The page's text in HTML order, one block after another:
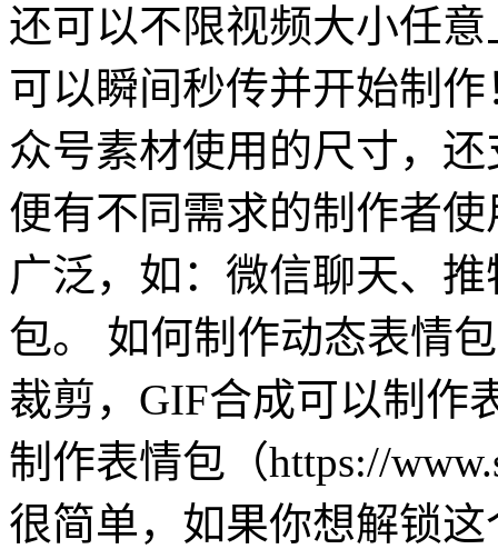
还可以不限视频大小任
可以瞬间秒传并开始制
众号素材使用的尺寸，
便有不同需求的制作者
广泛，如：微信聊天、
包。 如何制作动态表情
裁剪，GIF合成可以制作
制作表情包（https://
很简单，如果你想解锁